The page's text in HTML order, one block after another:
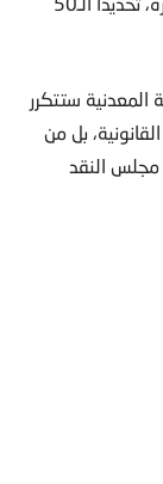
المعدنية ستتكرر
بل من
النقد